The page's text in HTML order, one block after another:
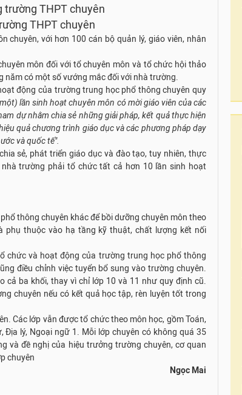
THPT chuyên
chuyên, với hơn 100 cán bộ quản lý, giáo viên, nhân
môn đối với tổ chuyên môn và tổ chức hội thảo
năm có một số vướng mắc đối với nhà trường.
động của trường trung học phổ thông chuyên quy
lần sinh hoạt chuyên môn có mời giáo viên của các
dự nhằm chia sẻ những giải pháp, kết quả thực hiện
quả chương trình giáo dục và các phương pháp dạy
và quốc tế".
sẻ, phát triển giáo dục và đào tạo, tuy nhiên, thực
trường phải tổ chức tất cả hơn 10 lần sinh hoạt
thông chuyên khác để bồi dưỡng chuyên môn theo
thuộc vào hạ tầng kỹ thuật, chất lượng kết nối
chức và hoạt động của trường trung học phổ thông
điều chỉnh việc tuyển bổ sung vào trường chuyên.
cả ba khối, thay vì chỉ lớp 10 và 11 như quy định cũ.
chuyên nếu có kết quả học tập, rèn luyện tốt trong
Các lớp vẫn được tổ chức theo môn học, gồm Toán,
Địa lý, Ngoại ngữ 1. Mỗi lớp chuyên có không quá 35
và đề nghị của hiệu trưởng trường chuyên, cơ quan
chuyên
Ngọc Mai